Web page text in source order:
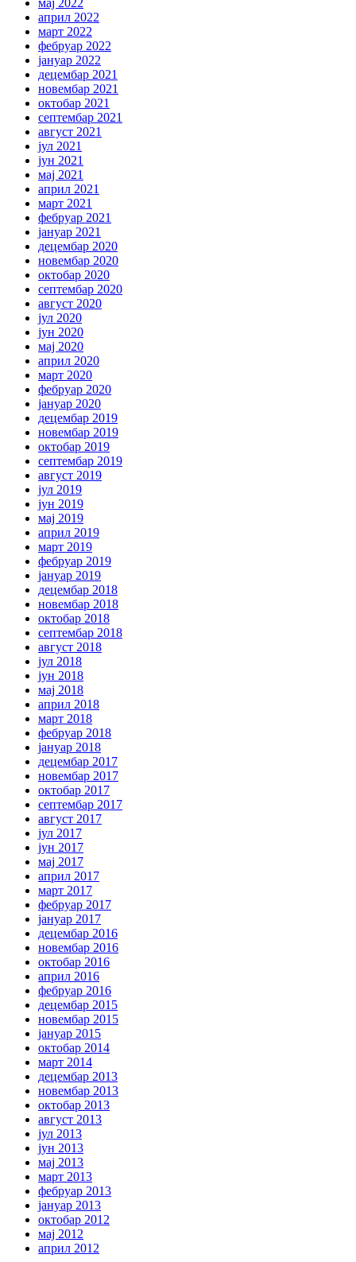
мај 2022
април 2022
март 2022
фебруар 2022
јануар 2022
децембар 2021
новембар 2021
октобар 2021
септембар 2021
август 2021
јул 2021
јун 2021
мај 2021
април 2021
март 2021
фебруар 2021
јануар 2021
децембар 2020
новембар 2020
октобар 2020
септембар 2020
август 2020
јул 2020
јун 2020
мај 2020
април 2020
март 2020
фебруар 2020
јануар 2020
децембар 2019
новембар 2019
октобар 2019
септембар 2019
август 2019
јул 2019
јун 2019
мај 2019
април 2019
март 2019
фебруар 2019
јануар 2019
децембар 2018
новембар 2018
октобар 2018
септембар 2018
август 2018
јул 2018
јун 2018
мај 2018
април 2018
март 2018
фебруар 2018
јануар 2018
децембар 2017
новембар 2017
октобар 2017
септембар 2017
август 2017
јул 2017
јун 2017
мај 2017
април 2017
март 2017
фебруар 2017
јануар 2017
децембар 2016
новембар 2016
октобар 2016
април 2016
фебруар 2016
децембар 2015
новембар 2015
јануар 2015
октобар 2014
март 2014
децембар 2013
новембар 2013
октобар 2013
август 2013
јул 2013
јун 2013
мај 2013
март 2013
фебруар 2013
јануар 2013
октобар 2012
мај 2012
април 2012